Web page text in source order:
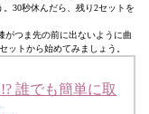
30秒休んだら、残り2セットを
がつま先の前に出ないように曲
ットから始めてみましょう。
誰でも簡単に取
…